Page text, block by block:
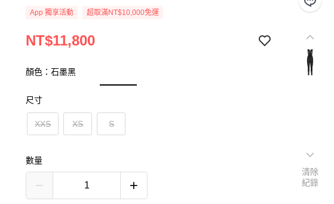
App 獨享活動 超取滿NT$10,000免運
NT$11,800
顏色：石墨黑
尺寸
XXS XS S
數量
清除
紀錄